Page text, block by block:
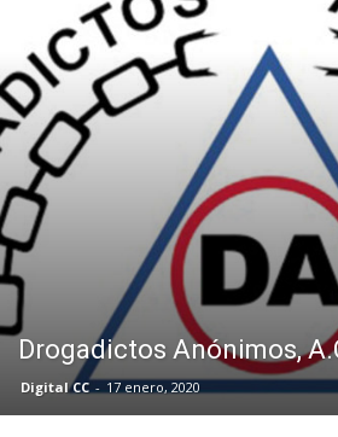
Drogadictos Anónimos,
Digital CC - 17 enero, 2020